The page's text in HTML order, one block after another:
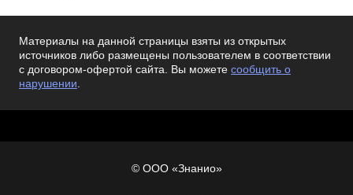
Материалы на данной страницы взяты из открытых
источников либо размещены пользователем в соответствии
с договором-офертой сайта. Вы можете сообщить о
нарушении.
© ООО «Знанио»